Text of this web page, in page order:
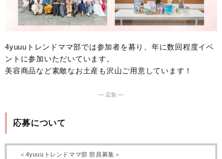
4yuuuトレンドママ部では参加者を募り、年に数回程度イベ
ントに参加いただいています。
美容商品など素敵なお土産も沢山ご用意しています！
― 広告 ―
応募について
＜4yuuuトレンドママ部 部員募集＞